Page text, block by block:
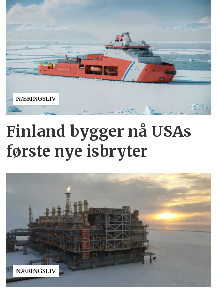
NÆRINGSLIV
Finland bygger nå USAs
første nye isbryter
NÆRINGSLIV